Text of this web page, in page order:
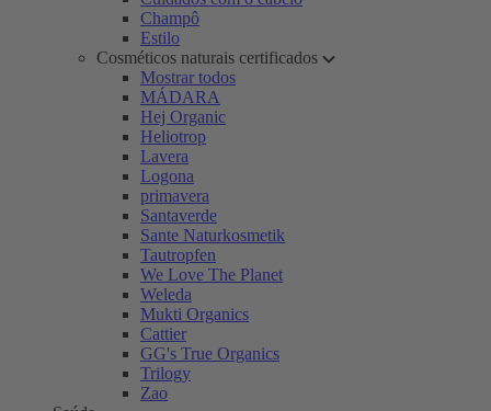
Champô
Estilo
Cosméticos naturais certificados
Mostrar todos
MÁDARA
Hej Organic
Heliotrop
Lavera
Logona
primavera
Santaverde
Sante Naturkosmetik
Tautropfen
We Love The Planet
Weleda
Mukti Organics
Cattier
GG's True Organics
Trilogy
Zao